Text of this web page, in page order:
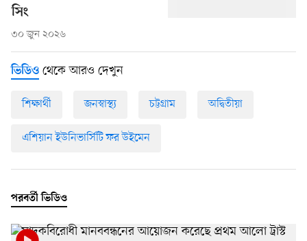
সিং
৩০ জুন ২০২৬
ভিডিও থেকে আরও দেখুন
শিক্ষার্থী জনস্বাস্থ্য চট্টগ্রাম অদ্বিতীয়া
এশিয়ান ইউনিভার্সিটি ফর উইমেন
পরবর্তী ভিডিও